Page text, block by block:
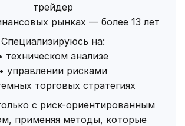
трейдер
рынках — более 13 лет
Специализируюсь на:
техническом анализе
• управлении рисками
торговых стратегиях
с риск-ориентированным
применяя методы, которые